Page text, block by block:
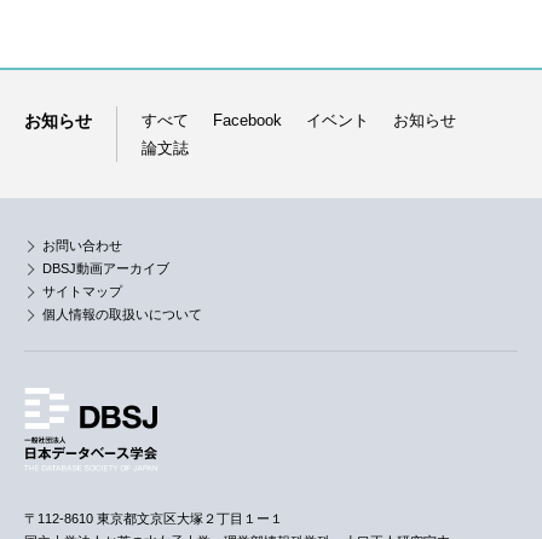
お知らせ すべて Facebook イベント
お知らせ
論文誌
お問い合わせ
DBSJ動画アーカイブ
サイトマップ
個人情報の取扱いについて
〒112-8610 東京都文京区大塚２丁目１ー１